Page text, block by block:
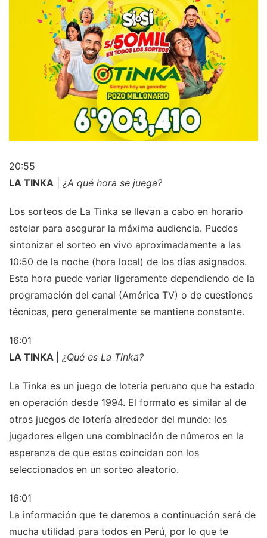
20:55
LA TINKA
¿A qué hora se juega?
Los sorteos de La Tinka se llevan a cabo en horario
estelar para asegurar la máxima audiencia. Puedes
sintonizar el sorteo en vivo aproximadamente a las
10:50 de la noche (hora local) de los días asignados.
Esta hora puede variar ligeramente dependiendo de la
programación del canal (América TV) o de cuestiones
técnicas, pero generalmente se mantiene constante.
16:01
LA TINKA
¿Qué es La Tinka?
La Tinka es un juego de lotería peruano que ha estado
en operación desde 1994. El formato es similar al de
otros juegos de lotería alrededor del mundo: los
jugadores eligen una combinación de números en la
esperanza de que estos coincidan con los
seleccionados en un sorteo aleatorio.
16:01
La información que te daremos a continuación será de
mucha utilidad para todos en Perú, por lo que te